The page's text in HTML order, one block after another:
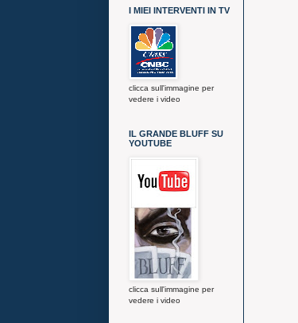
I MIEI INTERVENTI IN TV
clicca sull'immagine per
vedere i video
IL GRANDE BLUFF SU
YOUTUBE
clicca sull'immagine per
vedere i video